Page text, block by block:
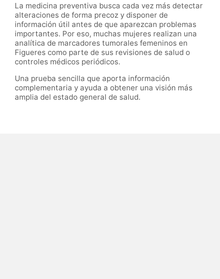
La medicina preventiva busca cada vez más detectar
alteraciones de forma precoz y disponer de
información útil antes de que aparezcan problemas
importantes. Por eso, muchas mujeres realizan una
analítica de marcadores tumorales femeninos en
Figueres como parte de sus revisiones de salud o
controles médicos periódicos.
Una prueba sencilla que aporta información
complementaria y ayuda a obtener una visión más
amplia del estado general de salud.